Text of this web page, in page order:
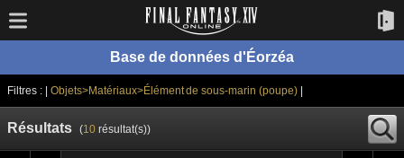
Base de données d'Éorzéa
Filtres : | Objets>Matériaux>Élément de sous-marin (poupe)
Résultats (10résultat(s))